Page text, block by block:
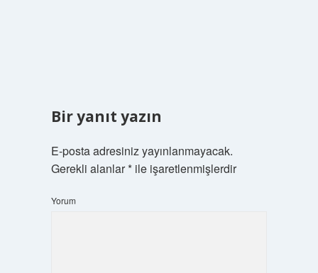
Bir yanıt yazın
E-posta adresiniz yayınlanmayacak.
Gerekli alanlar*ile işaretlenmişlerdir
Yorum